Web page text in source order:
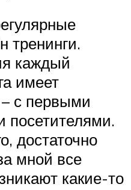
тренинги.
каждый
имеет
с первыми
посетителями.
достаточно
мной все
какие-то